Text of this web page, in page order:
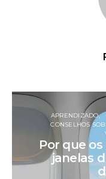
APRENDIZADO
CONSELHOS
Por que
janelas